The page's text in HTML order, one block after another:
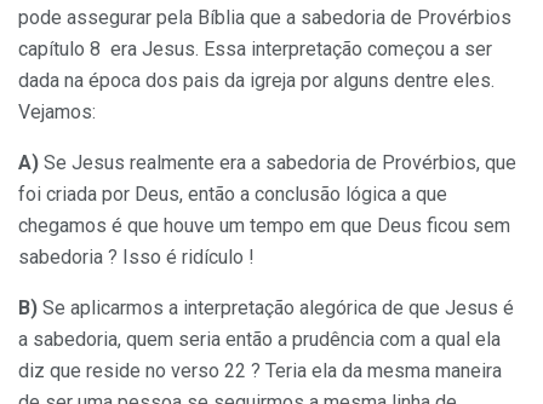
pode assegurar pela Bíblia que a sabedoria de Provérbios
capítulo 8 era Jesus. Essa interpretação começou a ser
dada na época dos pais da igreja por alguns dentre eles.
Vejamos:
A) Se Jesus realmente era a sabedoria de Provérbios, que
foi criada por Deus, então a conclusão lógica a que
chegamos é que houve um tempo em que Deus ficou sem
sabedoria ? Isso é ridículo !
B) Se aplicarmos a interpretação alegórica de que Jesus é
a sabedoria, quem seria então a prudência com a qual ela
diz que reside no verso 22 ? Teria ela da mesma maneira